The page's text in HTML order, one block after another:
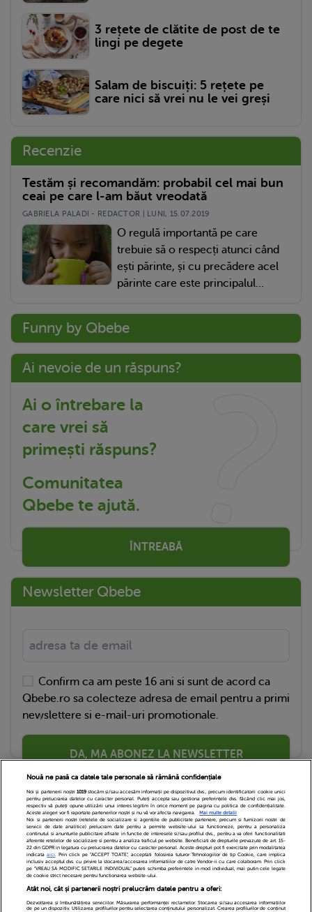
3 rețete de clătite de post de te
lingi pe degete
Salam de biscuiți: 5 rețete pe
care nici să vrei nu le vei greși
Recenzie
Testăm și recomandăm: probabil cel mai bun
ceai pe care l-am băut vreodată
GABRIELA PALADI - REDACTOR | LUNI, 15.07.2019
O regulă importantă pe care
trebuie să o respecți atunci când
ești părinte, și cu precădere acel
părinte care este principalul...
Funny by Qbebe
Ai nevoie de un răspuns?
Ai o întrebare la
care vrei să
primești răspuns?
Comunitatea
Qbebe te ajută.
ÎNTREABĂ
Newsletter Qbebe
Confirm ca am peste 16 ani si sunt de acord ca
Qbebe.ro sa colecteze adresa de email pentru a primi
newslettere si e-mail-uri promotionale.
DA, MA ABONEZ LA NEWSLETTER
Echipa Editoriala Newsletter
Contact
Cariere
Cookies
Politica de confidentialitate
Nouă ne pasă ca datele tale personale să rămână confidențiale
Noi și partenerii noștri 1019stocăm și/sau accesăm informații pe dispozitivul dvs., precum identificatorii cookie unici
pentru prelucrarea datelor cu caracter personal. Puteți accepta sau gestiona preferințele dvs. făcând clic mai jos,
respectiv vă puteți opune utilizării unui interes legitim în orice moment pe pagina cu politica de confidențialitate.
Aceste alegeri vor fi raportate partenerilor noștri și nu vă vor afecta navigarea.
Mai multe detalii
Noi si partenerii nostri (retelele de socializare si agentiile de publicitate partenere, precum si furnizorii nostri de
servicii de date analitice) prelucram date pentru a permite website-ului sa functioneze, pentru a personaliza
continutul si anunturile publicitare afisate in functie de interesele si/sau profilul dvs., pentru a va oferi functionalitati
aferente retelelor de socializare si pentru a analiza traficul pe website. Beneficiati de drepturile prevazute de art. 15-
22 din GDPR in legatura cu prelucrarea datelor cu caracter personal. Aceste drepturi pot fi exercitate prin modalitatea
indicataaici. Prin click pe “ACCEPT TOATE”, acceptati folosirea tuturor Tehnologiilor de tip Cookie, care implica
inclusiv acceptul dvs. cu privire la stocarea/accesarea informatiilor de catre Vendor-ii cu care colaboram. Prin click
pe “VREAU SA MODIFIC SETARILE INDIVIDUAL” puteti schimba preferintele in mod individual, mai putin cele legate
de cookie strict necesare pentru functionarea website-ului.
Atât noi, cât și partenerii noștri prelucrăm datele pentru a oferi:
Dezvoltarea și îmbunătățirea serviciilor. Măsurarea performanței reclamelor. Stocarea și/sau accesarea informațiilor
de pe un dispozitiv. Utilizarea profilurilor pentru selectarea conținutului personalizat. Crearea profilurilor de conținut